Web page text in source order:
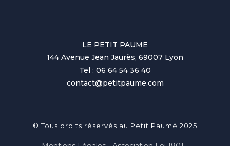
LE PETIT PAUME
144 Avenue Jean Jaurès, 69007 Lyon
Tel : 06 64 54 36 40
contact@petitpaume.com
© Tous droits réservés au Petit Paumé 2025